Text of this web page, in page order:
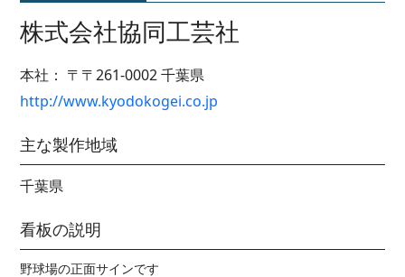
株式会社協同工芸社
本社： 〒〒261-0002千葉県
http://www.kyodokogei.co.jp
主な製作地域
千葉県
看板の説明
野球場の正面サインです